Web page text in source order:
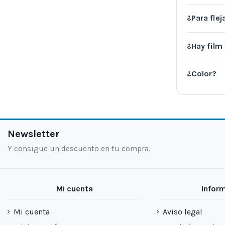
¿Para
¿Hay film
¿Color?
Newsletter
Y consigue un descuento en tu compra.
Mi cuenta
Mi cuenta
Aviso legal